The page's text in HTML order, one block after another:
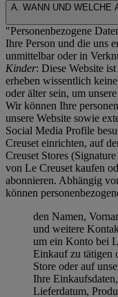
A. WANN UND WELCHE
"Personenbezogene
Ihre Person und die uns
unmittelbar oder in
Kinder: Diese Website
erheben wissentlich
oder älter sein, um
Wir können Ihre
unsere Website sowie
Social Media Profile
Creuset einrichten, auf
Creuset Stores
von Le Creuset kaufen
abonnieren. Abhängig
können
den Namen,
und weitere
um ein Konto bei
Einkauf zu tätigen
Store oder auf
Ihre
Lieferdatum,